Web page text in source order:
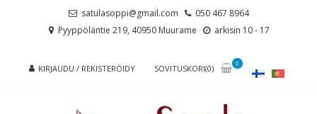
satulasoppi@gmail.com
050 467 8964
Pyyppöläntie 219, 40950 Muurame
arkisin 10 - 17
KIRJAUDU / REKISTERÖIDY SOVITUSKORI(0)
0